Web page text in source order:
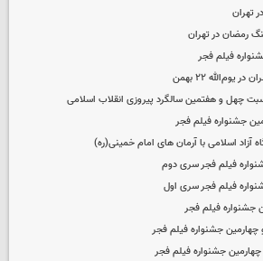
تهران
رمضان در تهران
فیلم فجر
۲۲ بهمن
چهل‌ و هفتمین سالگرد پیروزی انقلاب اسلامی
جشنواره فیلم فجر
آزاد اسلامی با آرمان های امام خمینی(ره)
فیلم فجر سری دوم
فیلم فجر سری اول
جشنواره فیلم فجر
جشنواره فیلم فجر
جشنواره فیلم فجر